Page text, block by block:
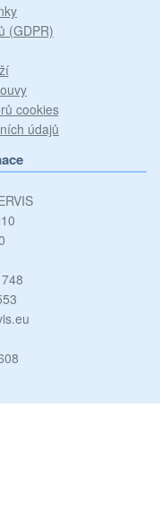
(GDPR)
cookies
údajů